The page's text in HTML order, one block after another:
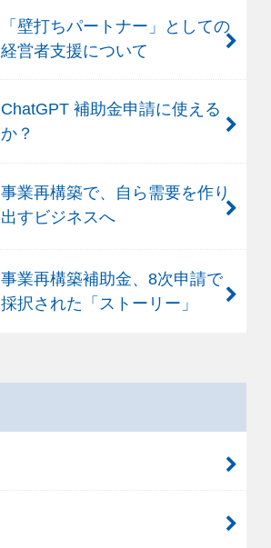
「壁打ちパートナー」としての
経営者支援について
ChatGPT 補助金申請に使える
か？
事業再構築で、自ら需要を作り
出すビジネスへ
事業再構築補助金、8次申請で
採択された「ストーリー」